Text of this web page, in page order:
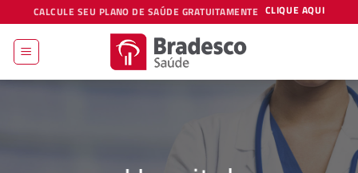
to
content
CALCULE SEU PLANO DE SAÚDE GRATUITAMENTE CLIQUE AQUI